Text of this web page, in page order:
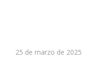
25 de marzo de 2025